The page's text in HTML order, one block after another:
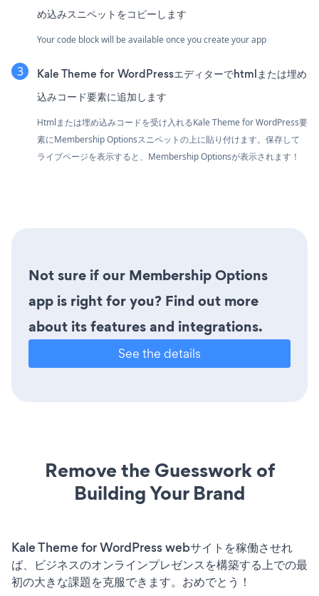
め込みスニペットをコピーします
Your code block will be available once you create your app
Kale Theme for WordPressエディターでhtmlまたは埋め
込みコード要素に追加します
Htmlまたは埋め込みコードを受け入れるKale Theme for WordPress要
素にMembership Optionsスニペットの上に貼り付けます。保存して
ライブページを表示すると、Membership Optionsが表示されます！
Not sure if our Membership Options
app is right for you? Find out more
about its features and integrations.
See the details
Remove the Guesswork of
Building Your Brand
Kale Theme for WordPress webサイトを稼働させれ
ば、ビジネスのオンラインプレゼンスを構築する上での最
初の大きな課題を克服できます。おめでとう！